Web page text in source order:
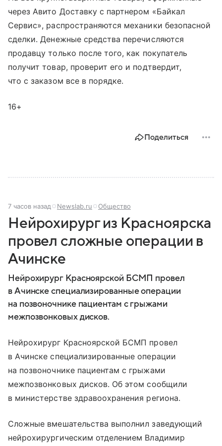
через Авито Доставку с партнером «Байкал
Сервис», распространяются механики безопасной
сделки. Денежные средства перечисляются
продавцу только после того, как покупатель
получит товар, проверит его и подтвердит,
что с заказом все в порядке.
16+
Поделиться
7 часов назад Newslab.ru Общество
Нейрохирург из Красноярска
провел сложные операции в
Ачинске
Нейрохирург Красноярской БСМП провел
в Ачинске специализированные операции
на позвоночнике пациентам с грыжами
межпозвонковых дисков.
Нейрохирург Красноярской БСМП провел
в Ачинске специализированные операции
на позвоночнике пациентам с грыжами
межпозвонковых дисков. Об этом сообщили
в министерстве здравоохранения региона.
Сложные вмешательства выполнил заведующий
нейрохирургическим отделением Владимир